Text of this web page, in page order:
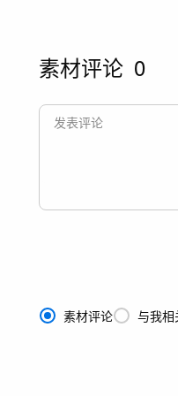
素材评论 0
素材评论 与我相